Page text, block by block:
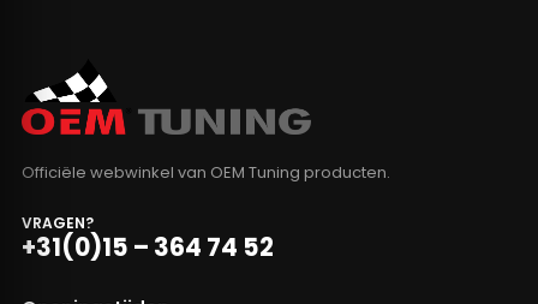
Officiële webwinkel van OEM Tuning producten.
VRAGEN?
+31(0)15 – 364 74 52